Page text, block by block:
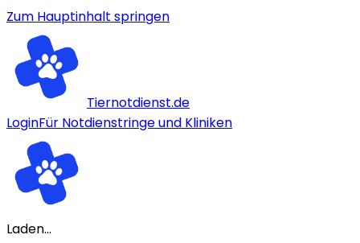
Zum Hauptinhalt springen
Tiernotdienst.de
LoginFür Notdienstringe und Kliniken
Laden...